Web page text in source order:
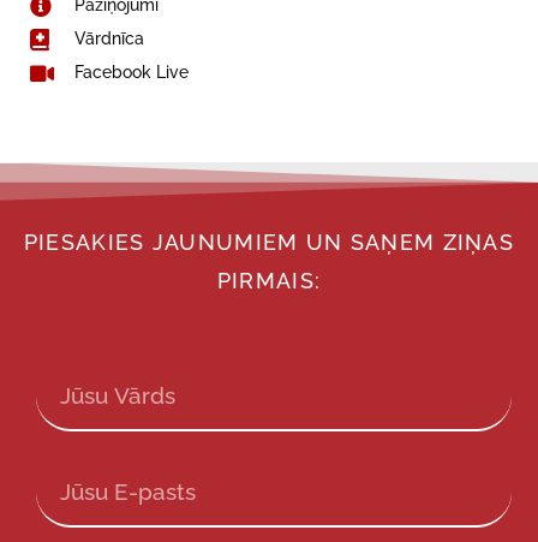
Paziņojumi
Vārdnīca
Facebook Live
PIESAKIES JAUNUMIEM UN SAŅEM ZIŅAS
PIRMAIS: